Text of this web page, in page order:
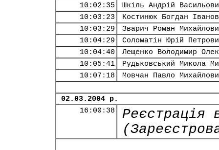
10:02:35
Шкіль Андрій
10:03:23
Костинюк Богдан
10:03:29
Зварич Роман
10:04:29
Соломатін Юрій
10:04:40
Лещенко Володимир
10:05:41
Рудьковський Микола
10:07:18
Мовчан Павло
02.03.2004 р.
16:00:38
Реєстрація